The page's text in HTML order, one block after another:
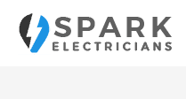
contenido